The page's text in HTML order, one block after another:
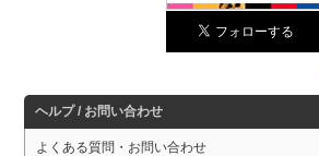
ヘルプ / お問い合わせ
よくある質問・お問い合わせ